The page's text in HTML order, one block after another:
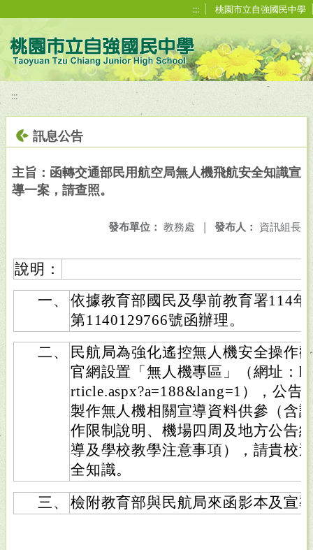
::: 桃園市立自強國民中學
:::
訊息公告
主旨：函轉交通部民用航空局無人機飛航安全知識宣
導一案，請查照。
發布人： 資訊組長
發布單位： 教務處 |
說明：
一、
依據教育部國民及學前教育署114
第1140129766號函辦理。
二、
民航局為強化遙控無人機安全操作
官網設置「無人機專區」（網址：
rticle.aspx?a=188&lang=1），公告
製作無人機相關宣導資料供參（含
作限制說明、機場四周及地方公告
導及學校教學注意事項），請貴校
全知識。
三、
檢附教育部與民航局來函影本及宣